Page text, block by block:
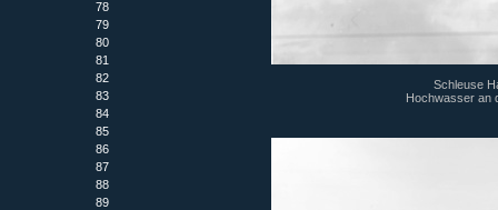
78
79
80
81
82
83
84
85
86
87
88
89
Schleuse
Hochwasser an